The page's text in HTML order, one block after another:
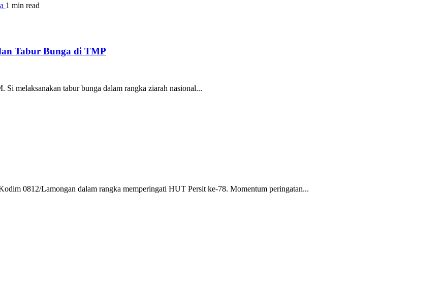
1 min read
Tabur Bunga di TMP
melaksanakan tabur bunga dalam rangka ziarah nasional...
0812/Lamongan dalam rangka memperingati HUT Persit ke-78. Momentum peringatan...